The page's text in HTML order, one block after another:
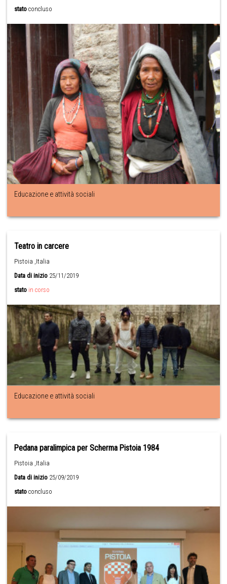
stato concluso
Educazione e attività sociali
Teatro in carcere
Pistoia ,Italia
Data di inizio 25/11/2019
stato in corso
Educazione e attività sociali
Pedana paralimpica per Scherma Pistoia 1984
Pistoia ,Italia
Data di inizio 25/09/2019
stato concluso